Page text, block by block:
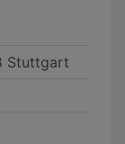
Stuttgart